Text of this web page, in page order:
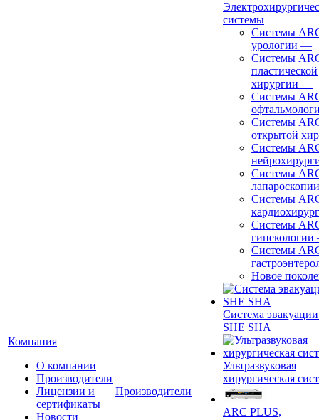
Компания
О компании
Производители
Лицензии и
сертификаты
Новости
Производители
системы
Системы
урологии —
Системы
пластической
хирургии —
Системы
Системы
открытой
Системы
Системы
лапароскопии
Системы
Системы
гинекологии
Системы
Новое
Система
SHE SHA
Ультразвуковая
хирургическая
ARC PLUS,